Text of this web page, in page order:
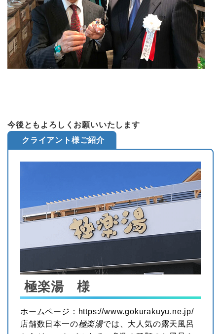
今後ともよろしくお願いいたします
クライアント様ご紹介
極楽湯 様
ホームページ： https://www.gokurakuyu.ne.jp/
店舗数日本一の極楽湯では、大人気の露天風呂